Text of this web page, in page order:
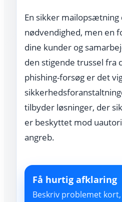
En sikker mailopsætning
nødvendighed, men en
dine kunder og
den stigende trussel fra
phishing-forsøg er det
tilbyder løsninger, der
er beskyttet mod
angreb.
Få hurtig afklaring
Beskriv problemet